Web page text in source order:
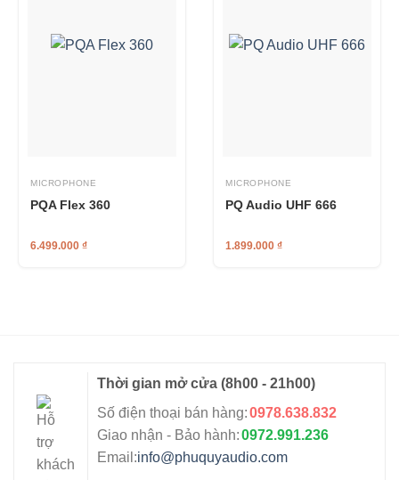
MICROPHONE
PQA Flex 360
6.499.000 ₫
MICROPHONE
PQ Audio UHF 666
1.899.000 ₫
Thời gian mở cửa(8h00 - 21h00)
Số điện thoại bán hàng:0978.638.832
Giao nhận - Bảo hành:0972.991.236
Email:info@phuquyaudio.com